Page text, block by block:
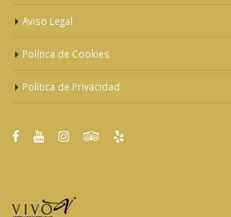
Aviso Legal
Política de Cookies
Política de Privacidad